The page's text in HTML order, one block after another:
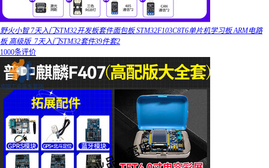
野火小智 7天入门STM32开发板套件面包板 STM32F103C8T6单片机学习板 ARM电路
板 高级版_7天入门STM32套件39件套2
1000条评价